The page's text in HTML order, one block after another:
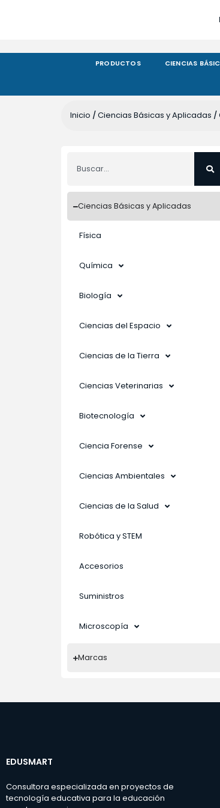
PRODUCTOS CIENCIAS
Inicio /Ciencias Básicas y Aplicadas /
Ciencias Básicas y Aplicadas
Física
Química
Biología
Ciencias del Espacio
Ciencias de la Tierra
Ciencias Veterinarias
Biotecnología
Ciencia Forense
Ciencias Ambientales
Ciencias de la Salud
Robótica y STEM
Accesorios
Suministros
Microscopía
Marcas
EDUSMART
Consultora especializada en proyectos de
tecnología educativa para la educación